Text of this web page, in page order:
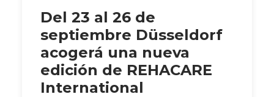
Del 23 al 26 de
septiembre Düsseldorf
acogerá una nueva
edición de REHACARE
International